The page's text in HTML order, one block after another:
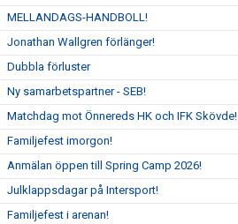
MELLANDAGS-HANDBOLL!
Jonathan Wallgren förlänger!
Dubbla förluster
Ny samarbetspartner - SEB!
Matchdag mot Önnereds HK och IFK Skövde!
Familjefest imorgon!
Anmälan öppen till Spring Camp 2026!
Julklappsdagar på Intersport!
Familjefest i arenan!